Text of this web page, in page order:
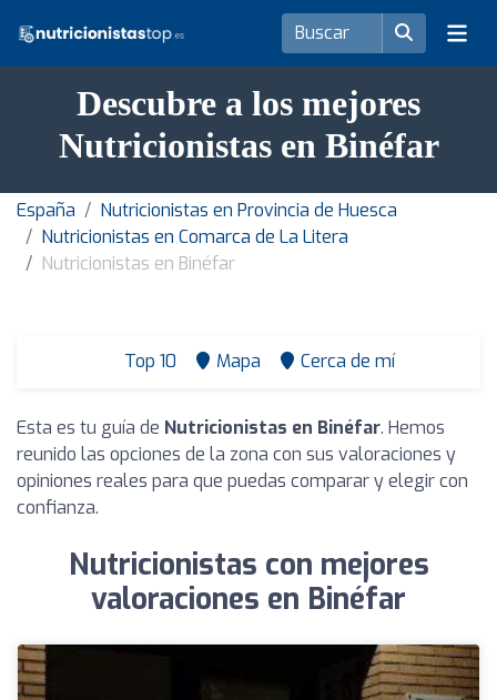
Descubre a los mejores
Nutricionistas en Binéfar
España
Nutricionistas en Provincia de Huesca
Nutricionistas en Comarca de La Litera
Nutricionistas en Binéfar
Top 10 Mapa Cerca de mí
Esta es tu guía de Nutricionistas en Binéfar. Hemos
reunido las opciones de la zona con sus valoraciones y
opiniones reales para que puedas comparar y elegir con
confianza.
Nutricionistas con mejores
valoraciones en Binéfar